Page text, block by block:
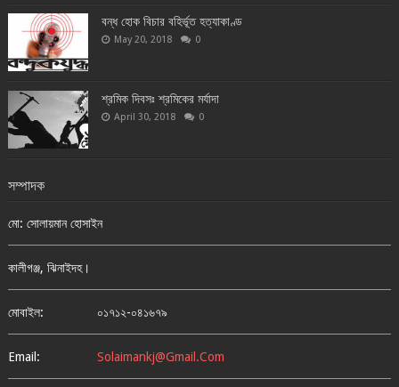
বন্ধ হোক বিচার বহির্ভূত হত্যাকাণ্ড
May 20, 2018 0
শ্রমিক দিবসঃ শ্রমিকের মর্যাদা
April 30, 2018 0
সম্পাদক
মো: সোলায়মান হোসাইন
কালীগঞ্জ, ঝিনাইদহ।
মোবাইল: ০১৭১২-০৪১৬৭৯
Email: Solaimankj@gmail.com